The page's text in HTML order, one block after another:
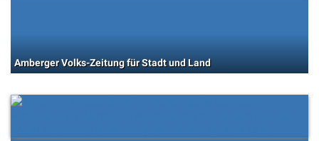
Amberger Volks-Zeitung für Stadt und Land